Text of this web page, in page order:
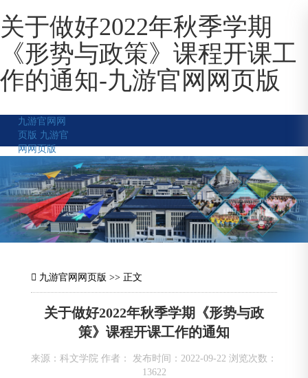
关于做好2022年秋季学期
《形势与政策》课程开课工
作的通知-九游官网网页版
九游官网网
页版 九游官
网网页版
九游官网网页版 >> 正文
关于做好2022年秋季学期《形势与政
策》课程开课工作的通知
来源：科文学院 作者： 发布时间：2022-09-22 浏览次数：
13622